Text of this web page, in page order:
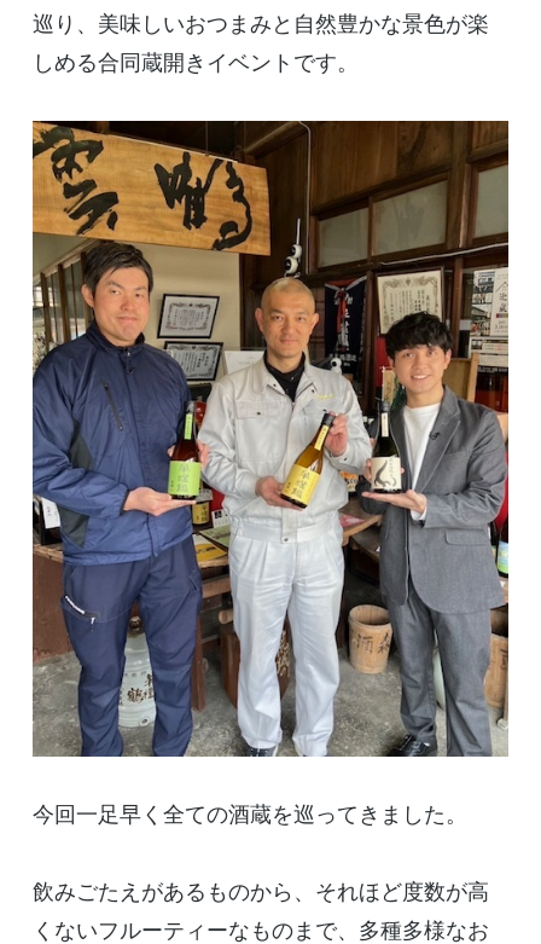
巡り、美味しいおつまみと自然豊かな景色が楽
しめる合同蔵開きイベントです。
今回一足早く全ての酒蔵を巡ってきました。
飲みごたえがあるものから、それほど度数が高
くないフルーティーなものまで、多種多様なお